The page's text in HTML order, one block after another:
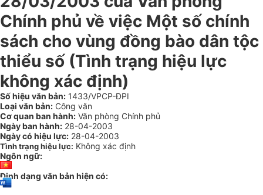
Chính phủ về việc Một số chính
sách cho vùng đồng bào dân tộc
thiểu số (Tình trạng hiệu lực
không xác định)
Số hiệu văn bản: 1433/VPCP-ĐPI
Loại văn bản: Công văn
Cơ quan ban hành: Văn phòng Chính phủ
Ngày ban hành: 28-04-2003
Ngày có hiệu lực: 28-04-2003
Tình trạng hiệu lực: Không xác định
Ngôn ngữ:
Định dạng văn bản hiện có: